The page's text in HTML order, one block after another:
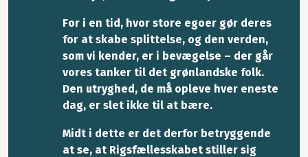
For i en tid, hvor store egoer gør deres
for at skabe splittelse, og den verden,
som vi kender, er i bevægelse – der går
vores tanker til det grønlandske folk.
Den utryghed, de må opleve hver eneste
dag, er slet ikke til at bære.
Midt i dette er det derfor betryggende
at se, at Rigsfællesskabet stiller sig